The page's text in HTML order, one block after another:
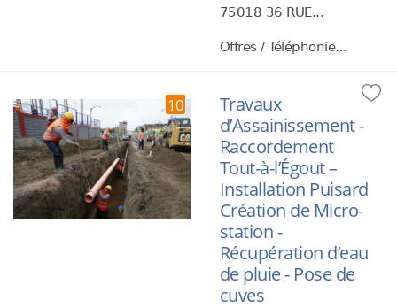
75018 36 RUE...
Offres / Téléphonie...
10
Travaux
d’Assainissement -
Raccordement
Tout-à-l’Égout –
Installation Puisard
Création de Micro-
station -
Récupération d’eau
de pluie - Pose de
cuves